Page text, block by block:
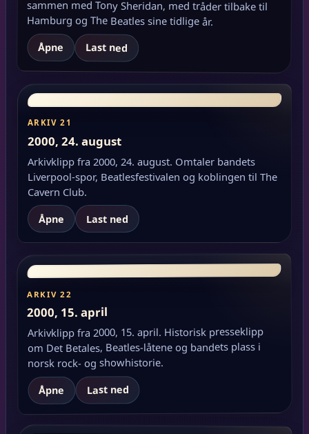
Hamburg og The Beatles sine tidlige år.
Åpne Last ned
ARKIV 21
2000, 24. august
Arkivklipp fra 2000, 24. august. Omtaler bandets
Liverpool-spor, Beatlesfestivalen og koblingen til The
Cavern Club.
Åpne Last ned
ARKIV 22
2000, 15. april
Arkivklipp fra 2000, 15. april. Historisk presseklipp
om Det Betales, Beatles-låtene og bandets plass i
norsk rock- og showhistorie.
Åpne Last ned